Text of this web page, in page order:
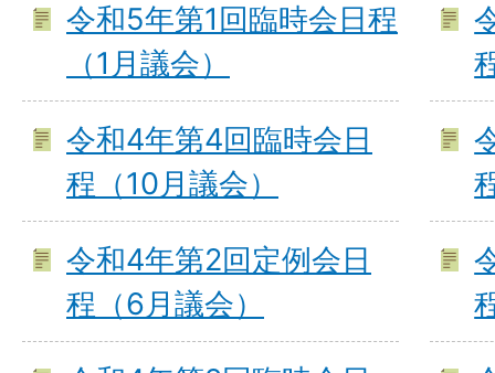
令和5年第1回臨時会日程
（1月議会）
令和4年第4回臨時会日
程（10月議会）
令和4年第2回定例会日
程（6月議会）